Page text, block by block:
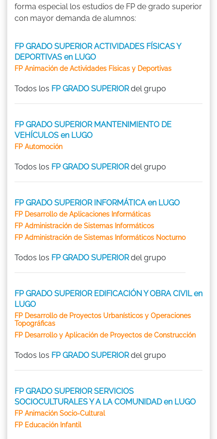
forma especial los estudios de FP de grado superior
con mayor demanda de alumnos:
FP GRADO SUPERIOR ACTIVIDADES FÍSICAS Y
DEPORTIVAS en LUGO
FP Animación de Actividades Físicas y Deportivas
Todos los FP GRADO SUPERIORdel grupo
FP GRADO SUPERIOR MANTENIMIENTO DE
VEHÍCULOS en LUGO
FP Automoción
Todos los FP GRADO SUPERIORdel grupo
FP GRADO SUPERIOR INFORMÁTICA en LUGO
FP Desarrollo de Aplicaciones Informáticas
FP Administración de Sistemas Informáticos
FP Administración de Sistemas Informáticos Nocturno
Todos los FP GRADO SUPERIORdel grupo
FP GRADO SUPERIOR EDIFICACIÓN Y OBRA CIVIL en
LUGO
FP Desarrollo de Proyectos Urbanísticos y Operaciones
Topográficas
FP Desarrollo y Aplicación de Proyectos de Construcción
Todos los FP GRADO SUPERIORdel grupo
FP GRADO SUPERIOR SERVICIOS
SOCIOCULTURALES Y A LA COMUNIDAD en LUGO
FP Animación Socio-Cultural
FP Educación Infantil